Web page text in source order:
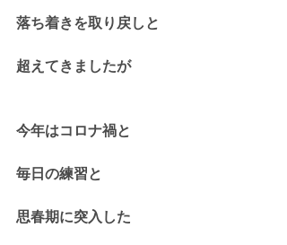
落ち着きを取り戻しと
超えてきましたが
今年はコロナ禍と
毎日の練習と
思春期に突入した